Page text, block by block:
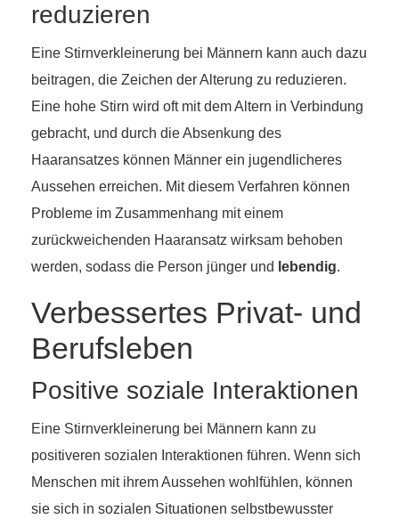
reduzieren
Eine Stirnverkleinerung bei Männern kann auch dazu
beitragen, die Zeichen der Alterung zu reduzieren.
Eine hohe Stirn wird oft mit dem Altern in Verbindung
gebracht, und durch die Absenkung des
Haaransatzes können Männer ein jugendlicheres
Aussehen erreichen. Mit diesem Verfahren können
Probleme im Zusammenhang mit einem
zurückweichenden Haaransatz wirksam behoben
werden, sodass die Person jünger und lebendig.
Verbessertes Privat- und
Berufsleben
Positive soziale Interaktionen
Eine Stirnverkleinerung bei Männern kann zu
positiveren sozialen Interaktionen führen. Wenn sich
Menschen mit ihrem Aussehen wohlfühlen, können
sie sich in sozialen Situationen selbstbewusster